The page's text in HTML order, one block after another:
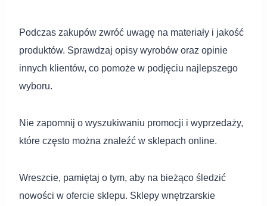
Podczas zakupów zwróć uwagę na materiały i jakość
produktów. Sprawdzaj opisy wyrobów oraz opinie
innych klientów, co pomoże w podjęciu najlepszego
wyboru.
Nie zapomnij o wyszukiwaniu promocji i wyprzedaży,
które często można znaleźć w sklepach online.
Wreszcie, pamiętaj o tym, aby na bieżąco śledzić
nowości w ofercie sklepu. Sklepy wnętrzarskie